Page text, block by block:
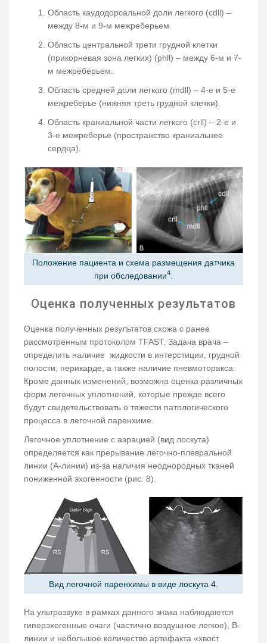
Область каудодорсальной доли легкого (cdll) –
между 8-м и 9-м межреберьем.
Область центральной трети грудной клетки
(прикорневая зона легких) (phll) – между 6-м и 7-
м межреберьем.
Область средней доли легкого (mdll) – 4-е и 5-е
межреберье (нижняя треть грудной клетки).
Область краниальной части легкого (crll) – 2-е и
3-е межреберье (пространство краниальнее
сердца).
Положение пациента и схема размещения датчика
при обследовании4
Оценка полученных результатов
Оценка полученных результатов схожа с ранее
рассмотренным протоколом ТFAST. Задача врача –
определить наличие жидкости в интерстиции, грудной
полости, перикарде, а также наличие пневмоторакса.
Кроме данных изменений, возможна оценка различных
форм легочных уплотнений, которые прежде всего
будут свидетельствовать о тяжести патологического
процесса в легочной паренхиме.
Легочное уплотнение с аэрацией (вид лоскута)
определяется как прерывание легочно-плевральной
линии (А-линии) из-за наличия неоднородных тканей
пониженной эхогенности (рис. 8).
Вид легочной паренхимы в виде лоскута 4.
На ультразвуке в рамках данного знака наблюдаются
гиперэхогенные очаги (частично воздушное легкое), В-
линии и небольшое количество артефакта «хвост